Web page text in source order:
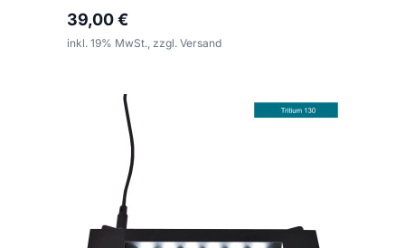
39,00 €
inkl. 19% MwSt., zzgl. Versand